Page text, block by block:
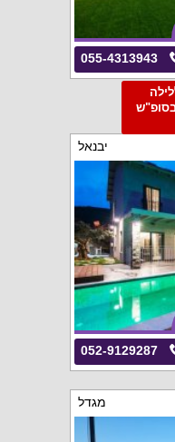
055-4313943
₪ ללילה
בסופ"ש
יבנאל
052-9129287
מגדל